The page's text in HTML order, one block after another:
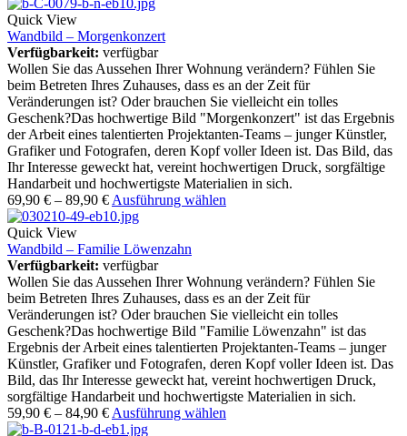
Quick View
Wandbild – Morgenkonzert
Verfügbarkeit: verfügbar
Wollen Sie das Aussehen Ihrer Wohnung verändern? Fühlen Sie
beim Betreten Ihres Zuhauses, dass es an der Zeit für
Veränderungen ist? Oder brauchen Sie vielleicht ein tolles
Geschenk?Das hochwertige Bild "Morgenkonzert" ist das Ergebnis
der Arbeit eines talentierten Projektanten-Teams – junger Künstler,
Grafiker und Fotografen, deren Kopf voller Ideen ist. Das Bild, das
Ihr Interesse geweckt hat, vereint hochwertigen Druck, sorgfältige
Handarbeit und hochwertigste Materialien in sich.
69,90 € – 89,90 € Ausführung wählen
Quick View
Wandbild – Familie Löwenzahn
Verfügbarkeit: verfügbar
Wollen Sie das Aussehen Ihrer Wohnung verändern? Fühlen Sie
beim Betreten Ihres Zuhauses, dass es an der Zeit für
Veränderungen ist? Oder brauchen Sie vielleicht ein tolles
Geschenk?Das hochwertige Bild "Familie Löwenzahn" ist das
Ergebnis der Arbeit eines talentierten Projektanten-Teams – junger
Künstler, Grafiker und Fotografen, deren Kopf voller Ideen ist. Das
Bild, das Ihr Interesse geweckt hat, vereint hochwertigen Druck,
sorgfältige Handarbeit und hochwertigste Materialien in sich.
59,90 € – 84,90 € Ausführung wählen